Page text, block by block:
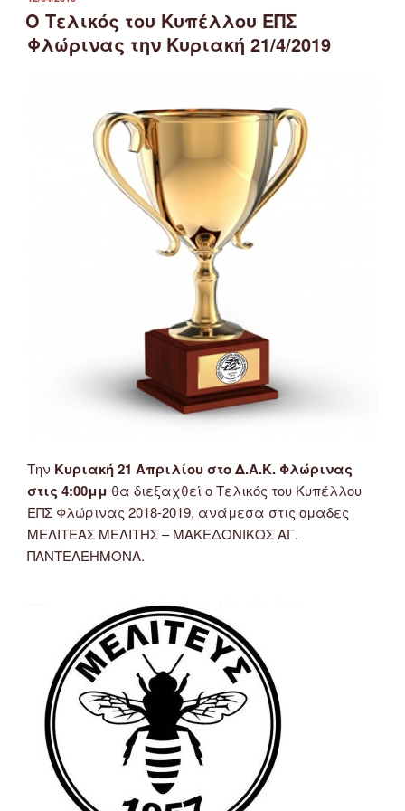
ΣΤΙΣ
Ο Τελικός του Κυπέλλου ΕΠΣ
Φλώρινας την Κυριακή 21/4/2019
Την Κυριακή 21 Απριλίου στο Δ.Α.Κ. Φλώρινας
στις 4:00μμ θα διεξαχθεί ο Τελικός του Κυπέλλου
ΕΠΣ Φλώρινας 2018-2019, ανάμεσα στις ομαδες
ΜΕΛΙΤΕΑΣ ΜΕΛΙΤΗΣ – ΜΑΚΕΔΟΝΙΚΟΣ ΑΓ.
ΠΑΝΤΕΛΕΗΜΟΝΑ.